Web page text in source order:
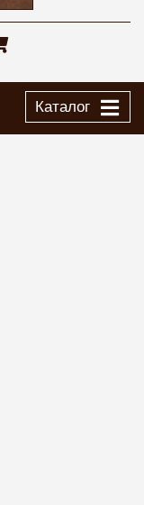
Каталог